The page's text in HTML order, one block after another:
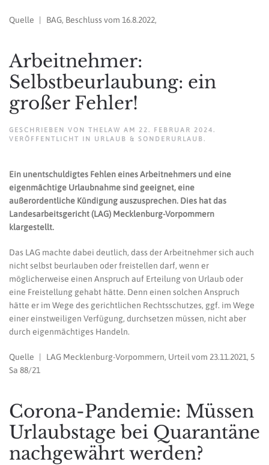
Quelle | BAG, Beschluss vom 16.8.2022,
Arbeitnehmer:
Selbstbeurlaubung: ein
großer Fehler!
GESCHRIEBEN VON THELAW AM 22. FEBRUAR 2024 .
VERÖFFENTLICHT IN URLAUB & SONDERURLAUB .
Ein unentschuldigtes Fehlen eines Arbeitnehmers und eine
eigenmächtige Urlaubnahme sind geeignet, eine
außerordentliche Kündigung auszusprechen. Dies hat das
Landesarbeitsgericht (LAG) Mecklenburg-Vorpommern
klargestellt.
Das LAG machte dabei deutlich, dass der Arbeitnehmer sich auch
nicht selbst beurlauben oder freistellen darf, wenn er
möglicherweise einen Anspruch auf Erteilung von Urlaub oder
eine Freistellung gehabt hätte. Denn einen solchen Anspruch
hätte er im Wege des gerichtlichen Rechtsschutzes, ggf. im Wege
einer einstweiligen Verfügung, durchsetzen müssen, nicht aber
durch eigenmächtiges Handeln.
Quelle | LAG Mecklenburg-Vorpommern, Urteil vom 23.11.2021, 5
Sa 88/21
Corona-Pandemie: Müssen
Urlaubstage bei Quarantäne
nachgewährt werden?